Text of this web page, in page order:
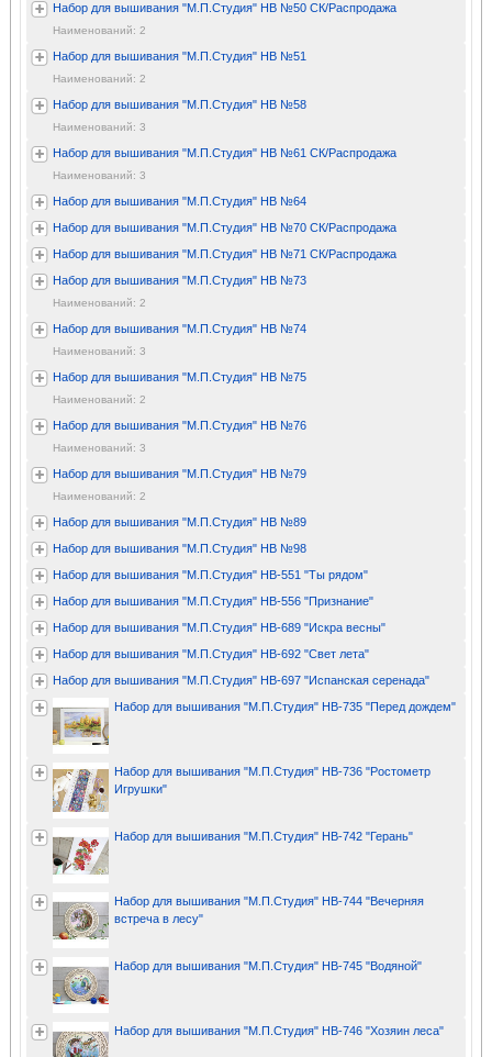
Набор для вышивания "М.П.Студия" НВ №50 СК/Распродажа
Наименований: 2
Набор для вышивания "М.П.Студия" НВ №51
Наименований: 2
Набор для вышивания "М.П.Студия" НВ №58
Наименований: 3
Набор для вышивания "М.П.Студия" НВ №61 СК/Распродажа
Наименований: 3
Набор для вышивания "М.П.Студия" НВ №64
Набор для вышивания "М.П.Студия" НВ №70 СК/Распродажа
Набор для вышивания "М.П.Студия" НВ №71 СК/Распродажа
Набор для вышивания "М.П.Студия" НВ №73
Наименований: 2
Набор для вышивания "М.П.Студия" НВ №74
Наименований: 3
Набор для вышивания "М.П.Студия" НВ №75
Наименований: 2
Набор для вышивания "М.П.Студия" НВ №76
Наименований: 3
Набор для вышивания "М.П.Студия" НВ №79
Наименований: 2
Набор для вышивания "М.П.Студия" НВ №89
Набор для вышивания "М.П.Студия" НВ №98
Набор для вышивания "М.П.Студия" НВ-551 "Ты рядом"
Набор для вышивания "М.П.Студия" НВ-556 "Признание"
Набор для вышивания "М.П.Студия" НВ-689 "Искра весны"
Набор для вышивания "М.П.Студия" НВ-692 "Свет лета"
Набор для вышивания "М.П.Студия" НВ-697 "Испанская серенада"
Набор для вышивания "М.П.Студия" НВ-735 "Перед дождем"
Набор для вышивания "М.П.Студия" НВ-736 "Ростометр
Игрушки"
Набор для вышивания "М.П.Студия" НВ-742 "Герань"
Набор для вышивания "М.П.Студия" НВ-744 "Вечерняя
встреча в лесу"
Набор для вышивания "М.П.Студия" НВ-745 "Водяной"
Набор для вышивания "М.П.Студия" НВ-746 "Хозяин леса"